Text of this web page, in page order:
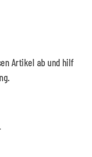
Artikel ab und hilf